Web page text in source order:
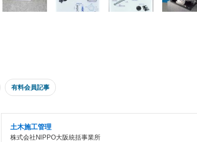
有料会員記事
土木施工管理
株式会社NIPPO大阪統括事業所